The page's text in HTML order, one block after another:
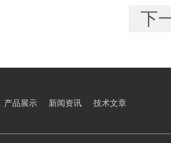
下
产品展示 新闻资讯 技术文章